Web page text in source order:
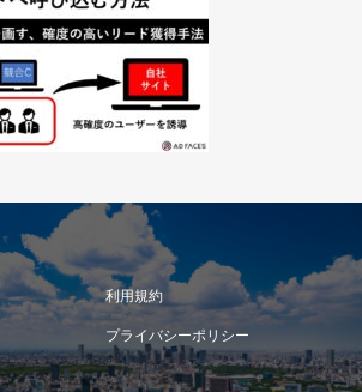
利用規約
プライバシーポリシー